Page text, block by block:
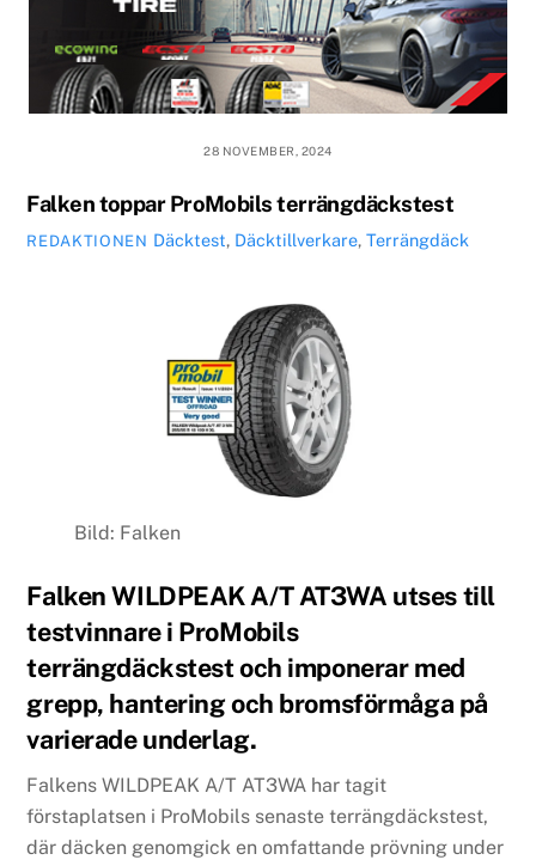
28 NOVEMBER, 2024
Falken toppar ProMobils terrängdäckstest
REDAKTIONEN Däcktest, Däcktillverkare, Terrängdäck
Bild: Falken
Falken WILDPEAK A/T AT3WA utses till
testvinnare i ProMobils
terrängdäckstest och imponerar med
grepp, hantering och bromsförmåga på
varierade underlag.
Falkens WILDPEAK A/T AT3WA har tagit
förstaplatsen i ProMobils senaste terrängdäckstest,
där däcken genomgick en omfattande prövning under